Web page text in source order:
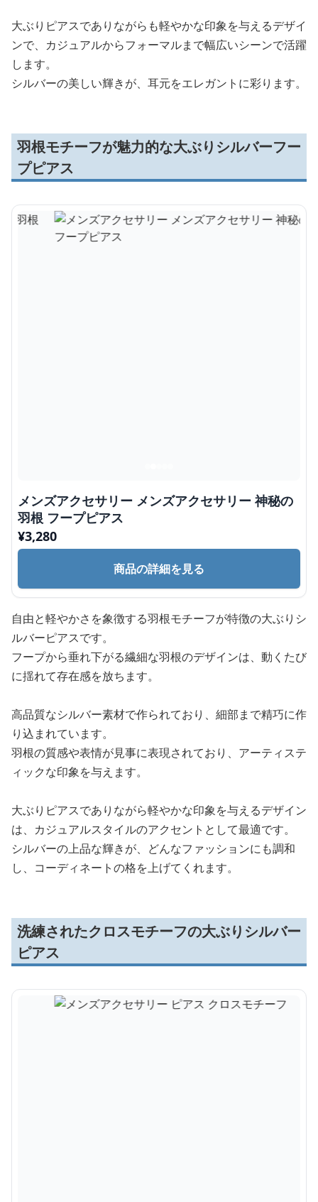
大ぶりピアスでありながらも軽やかな印象を与えるデザイ
ンで、カジュアルからフォーマルまで幅広いシーンで活躍
します。
シルバーの美しい輝きが、耳元をエレガントに彩ります。
羽根モチーフが魅力的な大ぶりシルバーフー
プピアス
メンズアクセサリー メンズアクセサリー 神秘の
羽根 フープピアス
¥3,280
商品の詳細を見る
自由と軽やかさを象徴する羽根モチーフが特徴の大ぶりシ
ルバーピアスです。
フープから垂れ下がる繊細な羽根のデザインは、動くたび
に揺れて存在感を放ちます。
高品質なシルバー素材で作られており、細部まで精巧に作
り込まれています。
羽根の質感や表情が見事に表現されており、アーティステ
ィックな印象を与えます。
大ぶりピアスでありながら軽やかな印象を与えるデザイン
は、カジュアルスタイルのアクセントとして最適です。
シルバーの上品な輝きが、どんなファッションにも調和
し、コーディネートの格を上げてくれます。
洗練されたクロスモチーフの大ぶりシルバー
ピアス